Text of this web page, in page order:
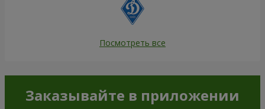
Посмотреть все
Заказывайте в приложении